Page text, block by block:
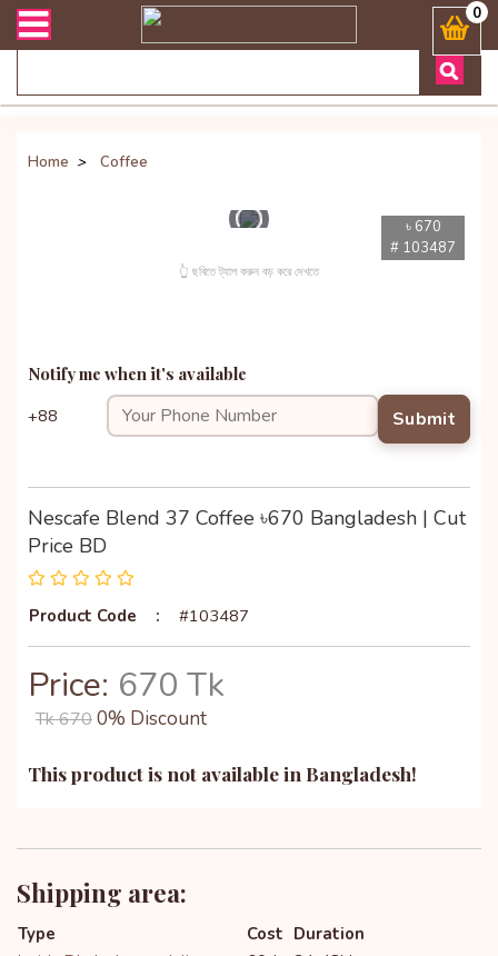
সংক্রান্ত যেকোনো জিজ্ঞাসায় কল করুনঃ ( Whatsapp ) 0
Home > Coffee
৳ 670
# 103487
👆 ছবিতে ট্যাপ করুন বড় করে দেখতে
Notify me when it's available
+88
Submit
Nescafe Blend 37 Coffee ৳670 Bangladesh | Cut
Price BD
Product Code : #103487
Price: 670 Tk
Tk 6700% Discount
This product is not available in Bangladesh!
Shipping area:
Type Cost Duration